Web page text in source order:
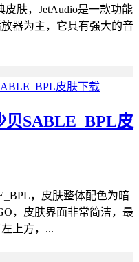
皮肤，JetAudio是一款功能
器为主，它具有强大的音
贝SABLE_BPL皮
，皮肤整体配色为暗
，皮肤界面非常简洁，最
上方，...